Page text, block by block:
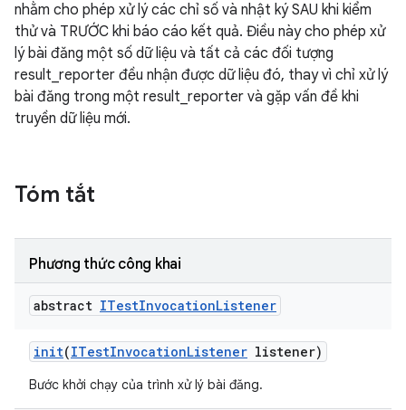
nhằm cho phép xử lý các chỉ số và nhật ký SAU khi kiểm
thử và TRƯỚC khi báo cáo kết quả. Điều này cho phép xử
lý bài đăng một số dữ liệu và tất cả các đối tượng
result_reporter đều nhận được dữ liệu đó, thay vì chỉ xử lý
bài đăng trong một result_reporter và gặp vấn đề khi
truyền dữ liệu mới.
Tóm tắt
Phương thức công khai
abstract ITestInvocationListener
init(ITestInvocationListener listener)
Bước khởi chạy của trình xử lý bài đăng.